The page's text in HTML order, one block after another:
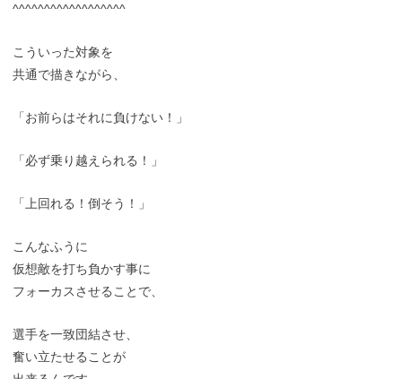
^^^^^^^^^^^^^^^^^^
こういった対象を
共通で描きながら、
「お前らはそれに負けない！」
「必ず乗り越えられる！」
「上回れる！倒そう！」
こんなふうに
仮想敵を打ち負かす事に
フォーカスさせることで、
選手を一致団結させ、
奮い立たせることが